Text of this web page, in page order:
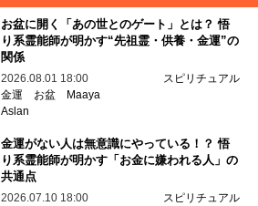
お盆に開く「あの世とのゲート」とは？ 悟
り系霊能師が明かす“先祖霊・供養・金運”の
関係
2026.08.01 18:00
スピリチュアル
金運
お盆
Maaya
Aslan
金運がない人は無意識にやっている！？ 悟
り系霊能師が明かす「お金に嫌われる人」の
共通点
2026.07.10 18:00
スピリチュアル